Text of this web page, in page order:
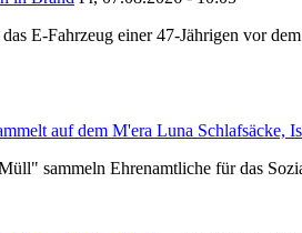
E-Fahrzeug einer 47-Jährigen vor
auf dem M'era Luna Schlafsäcke,
sammeln Ehrenamtliche für das